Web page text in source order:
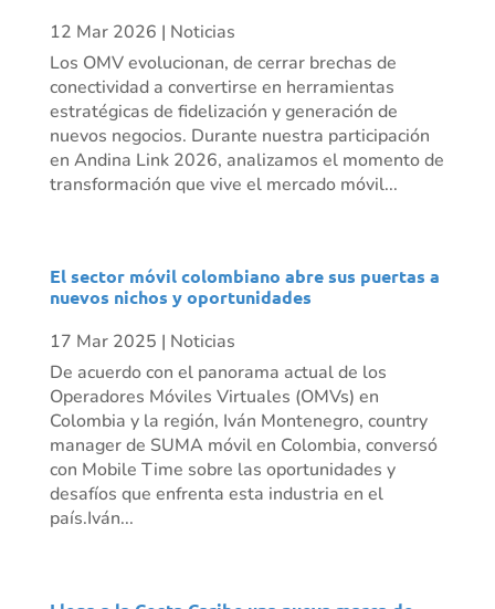
12 Mar 2026 | Noticias
Los OMV evolucionan, de cerrar brechas de
conectividad a convertirse en herramientas
estratégicas de fidelización y generación de
nuevos negocios. Durante nuestra participación
en Andina Link 2026, analizamos el momento de
transformación que vive el mercado móvil...
El sector móvil colombiano abre sus puertas a
nuevos nichos y oportunidades
17 Mar 2025 | Noticias
De acuerdo con el panorama actual de los
Operadores Móviles Virtuales (OMVs) en
Colombia y la región, Iván Montenegro, country
manager de SUMA móvil en Colombia, conversó
con Mobile Time sobre las oportunidades y
desafíos que enfrenta esta industria en el
país.Iván...